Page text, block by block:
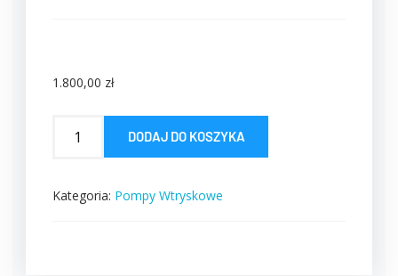
1.800,00 zł
DODAJ DO KOSZYKA
Kategoria: Pompy Wtryskowe